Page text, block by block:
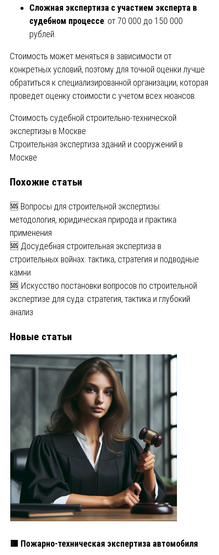
Сложная экспертиза с участием эксперта в
судебном процессе: от 70 000 до 150 000
рублей.
Стоимость может меняться в зависимости от
конкретных условий, поэтому для точной оценки лучше
обратиться к специализированной организации, которая
проведет оценку стоимости с учетом всех нюансов.
Навигация
по
записям
Стоимость судебной строительно-технической
экспертизы в Москве
Строительная экспертиза зданий и сооружений в
Москве
Похожие статьи
🆘 Вопросы для строительной экспертизы:
методология, юридическая природа и практика
применения
🆘 Досудебная строительная экспертиза в
строительных войнах: тактика, стратегия и подводные
камни
🆘 Искусство постановки вопросов по строительной
экспертизе для суда: стратегия, тактика и глубокий
анализ
Новые статьи
🟥 Пожарно-техническая экспертиза автомобиля